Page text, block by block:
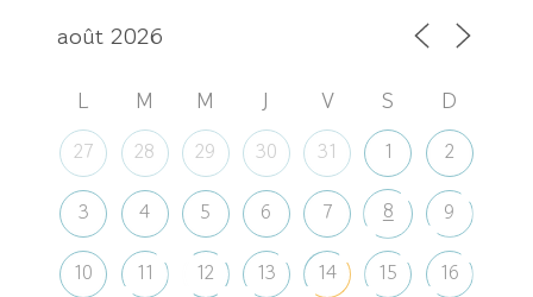
L M M J V S D
27 28 29 30 31 1 2
3 4 5 6 7 8 9
10 11 12 13 14 15 16